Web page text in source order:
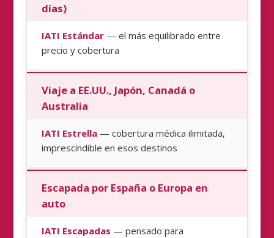
días)
IATI Estándar— el más equilibrado entre
precio y cobertura
Viaje a EE.UU., Japón, Canadá o
Australia
IATI Estrella— cobertura médica ilimitada,
imprescindible en esos destinos
Escapada por España o Europa en
auto
IATI Escapadas — pensado para